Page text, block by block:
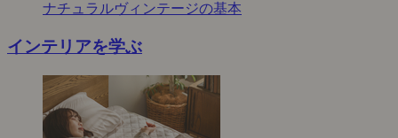
ナチュラルヴィンテージの基本
インテリアを学ぶ